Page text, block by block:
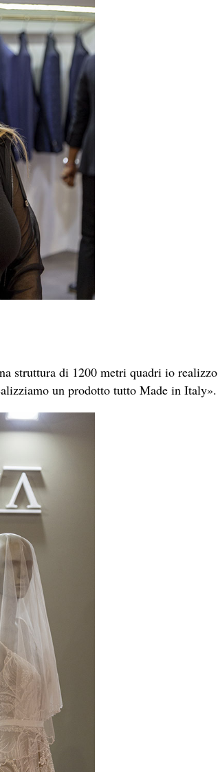
struttura di 1200 metri quadri io realizzo
un prodotto tutto Made in Italy».